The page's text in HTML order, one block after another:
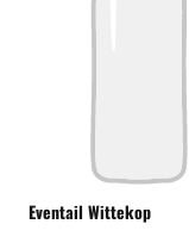
Eventail Wittekop